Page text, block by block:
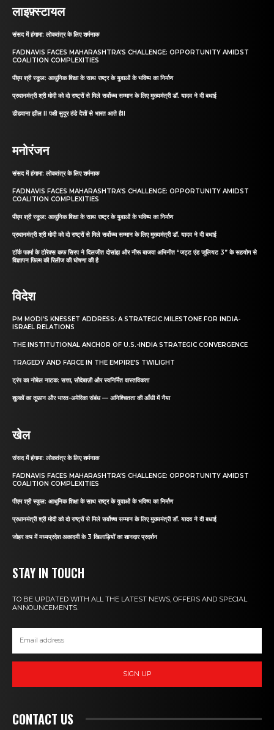
लाइफ़्स्टायल
संसद में हंगामा: लोकतंत्र के लिए शर्मनाक
FADNAVIS FACES MAHARASHTRA’S CHALLENGE: OPPORTUNITY AMIDST
COALITION COMPLEXITIES
पीएम श्री स्कूल: आधुनिक शिक्षा के साथ राष्ट्र के युवाओं के भविष्य का निर्माण
प्रधानमंत्री श्री मोदी को दो राष्ट्रों से मिले सर्वोच्च सम्मान के लिए मुख्यमंत्री डॉ. यादव ने दी बधाई
डीडवाना झील II पक्षी सुदूर ठंडे देशों से भारत आते हैII
मनोरंजन
संसद में हंगामा: लोकतंत्र के लिए शर्मनाक
FADNAVIS FACES MAHARASHTRA’S CHALLENGE: OPPORTUNITY AMIDST
COALITION COMPLEXITIES
पीएम श्री स्कूल: आधुनिक शिक्षा के साथ राष्ट्र के युवाओं के भविष्य का निर्माण
प्रधानमंत्री श्री मोदी को दो राष्ट्रों से मिले सर्वोच्च सम्मान के लिए मुख्यमंत्री डॉ. यादव ने दी बधाई
टॉर्क फार्मा के टोरेक्स कफ सिरप ने दिलजीत दोसांझ और नीरू बाजवा अभिनीत “जट्ट एंड जूलियट 3” के सहयोग से
विज्ञापन फिल्म की रिलीज की घोषणा की है
विदेश
PM MODI’S KNESSET ADDRESS: A STRATEGIC MILESTONE FOR INDIA-
ISRAEL RELATIONS
THE INSTITUTIONAL ANCHOR OF U.S.-INDIA STRATEGIC CONVERGENCE
TRAGEDY AND FARCE IN THE EMPIRE’S TWILIGHT
ट्रंप का नोबेल नाटक: सत्ता, सौदेबाज़ी और स्वनिर्मित वास्तविकता
शुल्कों का तूफ़ान और भारत-अमेरिका संबंध — अनिश्चितता की आँधी में नैया
खेल
संसद में हंगामा: लोकतंत्र के लिए शर्मनाक
FADNAVIS FACES MAHARASHTRA’S CHALLENGE: OPPORTUNITY AMIDST
COALITION COMPLEXITIES
पीएम श्री स्कूल: आधुनिक शिक्षा के साथ राष्ट्र के युवाओं के भविष्य का निर्माण
प्रधानमंत्री श्री मोदी को दो राष्ट्रों से मिले सर्वोच्च सम्मान के लिए मुख्यमंत्री डॉ. यादव ने दी बधाई
जोहर कप में मध्यप्रदेश अकादमी के 3 खिलाड़ियों का शानदार प्रदर्शन
STAY IN TOUCH
TO BE UPDATED WITH ALL THE LATEST NEWS, OFFERS AND SPECIAL
ANNOUNCEMENTS.
SIGN UP
CONTACT US